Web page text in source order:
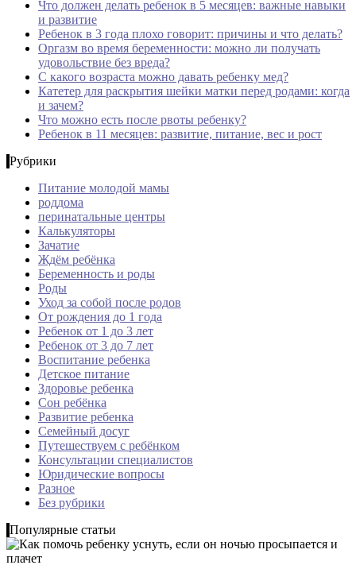
Что должен делать ребенок в 5 месяцев: важные навыки
и развитие
Ребенок в 3 года плохо говорит: причины и что делать?
Оргазм во время беременности: можно ли получать
удовольствие без вреда?
С какого возраста можно давать ребенку мед?
Катетер для раскрытия шейки матки перед родами: когда
и зачем?
Что можно есть после рвоты ребенку?
Ребенок в 11 месяцев: развитие, питание, вес и рост
Рубрики
Питание молодой мамы
роддома
перинатальные центры
Калькуляторы
Зачатие
Ждём ребёнка
Беременность и роды
Роды
Уход за собой после родов
От рождения до 1 года
Ребенок от 1 до 3 лет
Ребенок от 3 до 7 лет
Воспитание ребенка
Детское питание
Здоровье ребенка
Сон ребёнка
Развитие ребенка
Семейный досуг
Путешествуем с ребёнком
Консультации специалистов
Юридические вопросы
Разное
Без рубрики
Популярные статьи